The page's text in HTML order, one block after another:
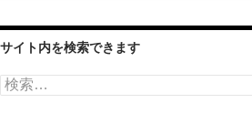
サイト内を検索できます
検
索: